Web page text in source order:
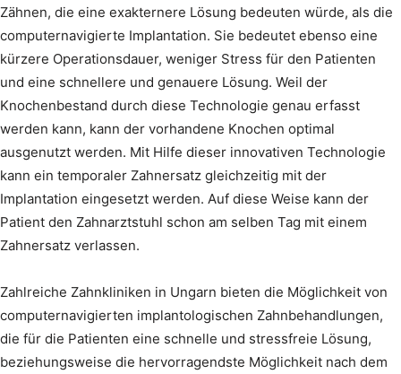
Zähnen, die eine exakternere Lösung bedeuten würde, als die
computernavigierte Implantation. Sie bedeutet ebenso eine
kürzere Operationsdauer, weniger Stress für den Patienten
und eine schnellere und genauere Lösung. Weil der
Knochenbestand durch diese Technologie genau erfasst
werden kann, kann der vorhandene Knochen optimal
ausgenutzt werden. Mit Hilfe dieser innovativen Technologie
kann ein temporaler Zahnersatz gleichzeitig mit der
Implantation eingesetzt werden. Auf diese Weise kann der
Patient den Zahnarztstuhl schon am selben Tag mit einem
Zahnersatz verlassen.
Zahlreiche Zahnkliniken in Ungarn bieten die Möglichkeit von
computernavigierten implantologischen Zahnbehandlungen,
die für die Patienten eine schnelle und stressfreie Lösung,
beziehungsweise die hervorragendste Möglichkeit nach dem